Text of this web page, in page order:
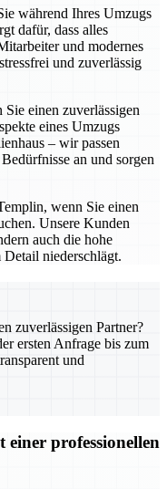
während Ihres Umzugs
dafür, dass alles
und modernes
und zuverlässig
einen zuverlässigen
eines Umzugs
– wir passen
an und sorgen
wenn Sie einen
Unsere Kunden
auch die hohe
niederschlägt.
zuverlässigen Partner?
ersten Anfrage bis zum
und
einer professionellen